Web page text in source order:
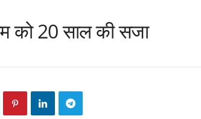
को 20 साल की सजा